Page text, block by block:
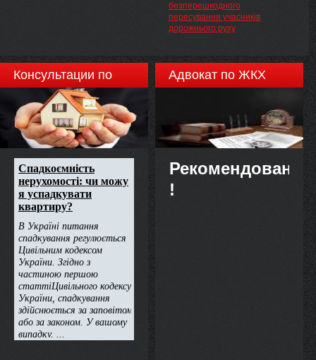
безперешкодного
пересування учасників
дорожнього руху
Консультации по
недвижимости
Адвокат по ЖКХ
Рекомендовано
!